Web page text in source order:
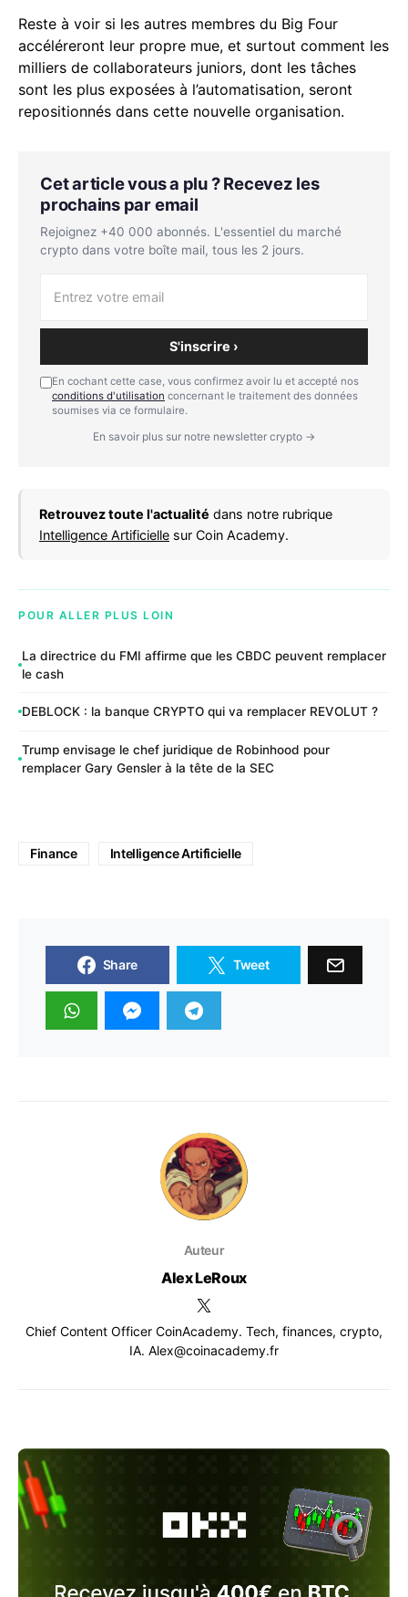
Reste à voir si les autres membres du Big Four
accéléreront leur propre mue, et surtout comment les
milliers de collaborateurs juniors, dont les tâches
sont les plus exposées à l’automatisation, seront
repositionnés dans cette nouvelle organisation.
Cet article vous a plu ? Recevez les
prochains par email
Rejoignez +40 000 abonnés. L'essentiel du marché
crypto dans votre boîte mail, tous les 2 jours.
S'inscrire ›
En cochant cette case, vous confirmez avoir lu et accepté nos
conditions d'utilisation concernant le traitement des données
soumises via ce formulaire.
En savoir plus sur notre newsletter crypto →
Retrouvez toute l'actualité dans notre rubrique
Intelligence Artificielle sur Coin Academy.
POUR ALLER PLUS LOIN
La directrice du FMI affirme que les CBDC peuvent remplacer
le cash
DEBLOCK : la banque CRYPTO qui va remplacer REVOLUT ?
Trump envisage le chef juridique de Robinhood pour
remplacer Gary Gensler à la tête de la SEC
Finance Intelligence Artificielle
Share Tweet
Auteur
Alex LeRoux
Chief Content Officer CoinAcademy. Tech, finances, crypto,
IA. Alex@coinacademy.fr